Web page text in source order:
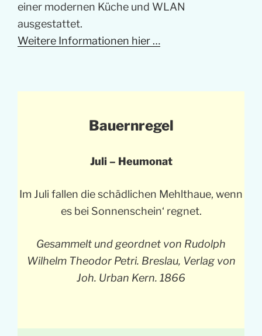
einer modernen Küche und WLAN
ausgestattet.
Weitere Informationen hier …
Bauernregel
Juli – Heumonat
Im Juli fallen die schädlichen Mehlthaue, wenn
es bei Sonnenschein‘ regnet.
Gesammelt und geordnet von Rudolph
Wilhelm Theodor Petri. Breslau, Verlag von
Joh. Urban Kern. 1866